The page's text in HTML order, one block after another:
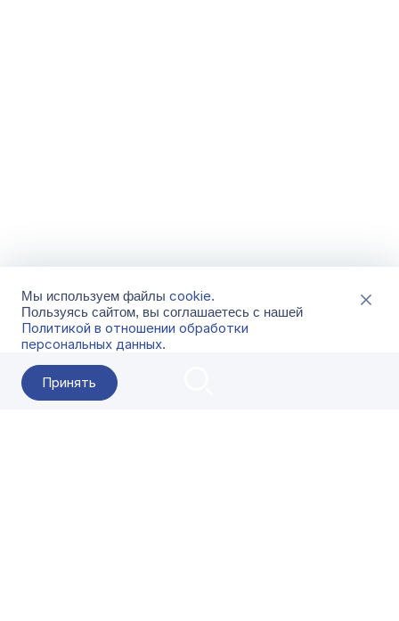
Мы используем файлы cookie.
Пользуясь сайтом, вы соглашаетесь с нашей
Политикой в отношении обработки
персональных данных.
Принять